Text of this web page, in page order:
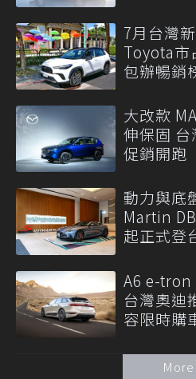
7月台灣
Toyota市
包辦暢銷
大改款
伸保固
促銷開跑
動力與底
Martin
起正式登
A6 e-tron
台灣奧迪
容限時購
More